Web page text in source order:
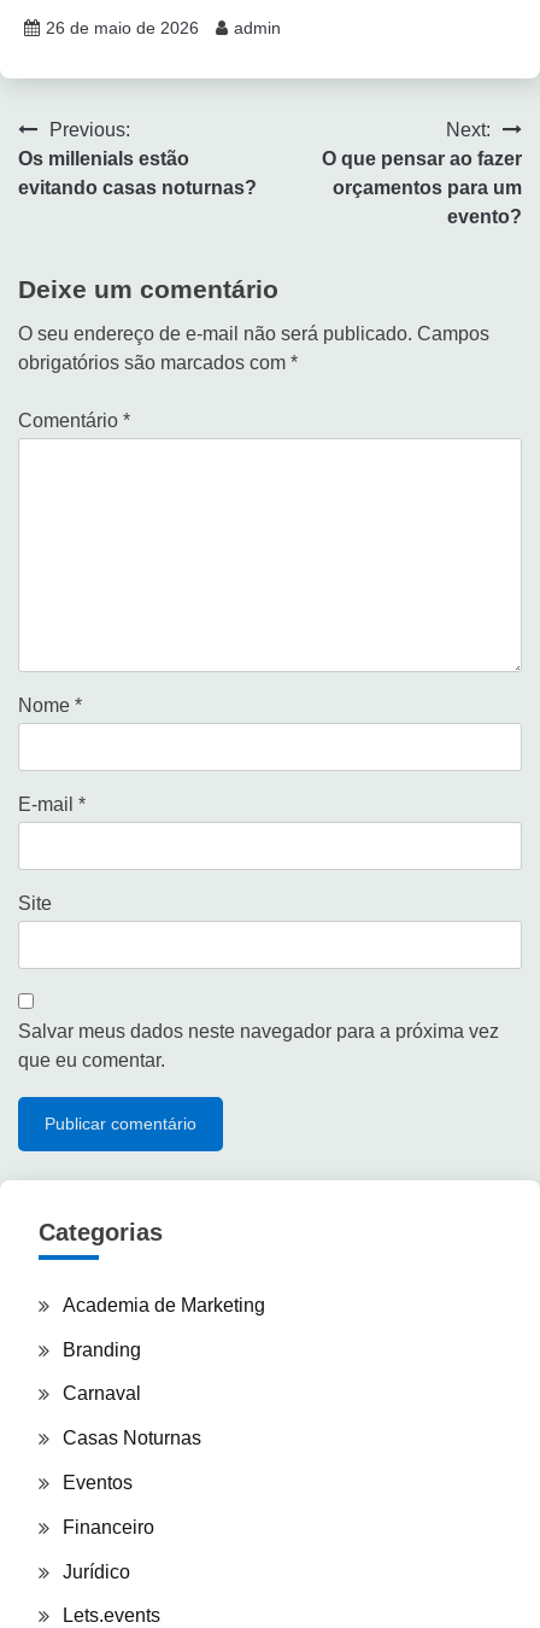
26 de maio de 2026 admin
Previous:
Os millenials estão
evitando casas noturnas?
Next:
O que pensar ao fazer
orçamentos para um
evento?
Deixe um comentário
O seu endereço de e-mail não será publicado. Campos
obrigatórios são marcados com *
Comentário *
Nome *
E-mail *
Site
Salvar meus dados neste navegador para a próxima vez
que eu comentar.
Categorias
Academia de Marketing
Branding
Carnaval
Casas Noturnas
Eventos
Financeiro
Jurídico
Lets.events